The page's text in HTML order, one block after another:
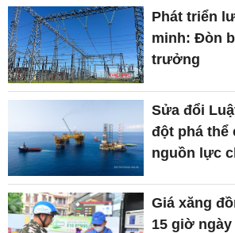
Phát triển
minh: Đòn
trưởng
Sửa đổi
đột phá thể
nguồn lực
Giá xăng
15 giờ ngày